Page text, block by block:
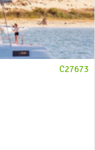
C27673